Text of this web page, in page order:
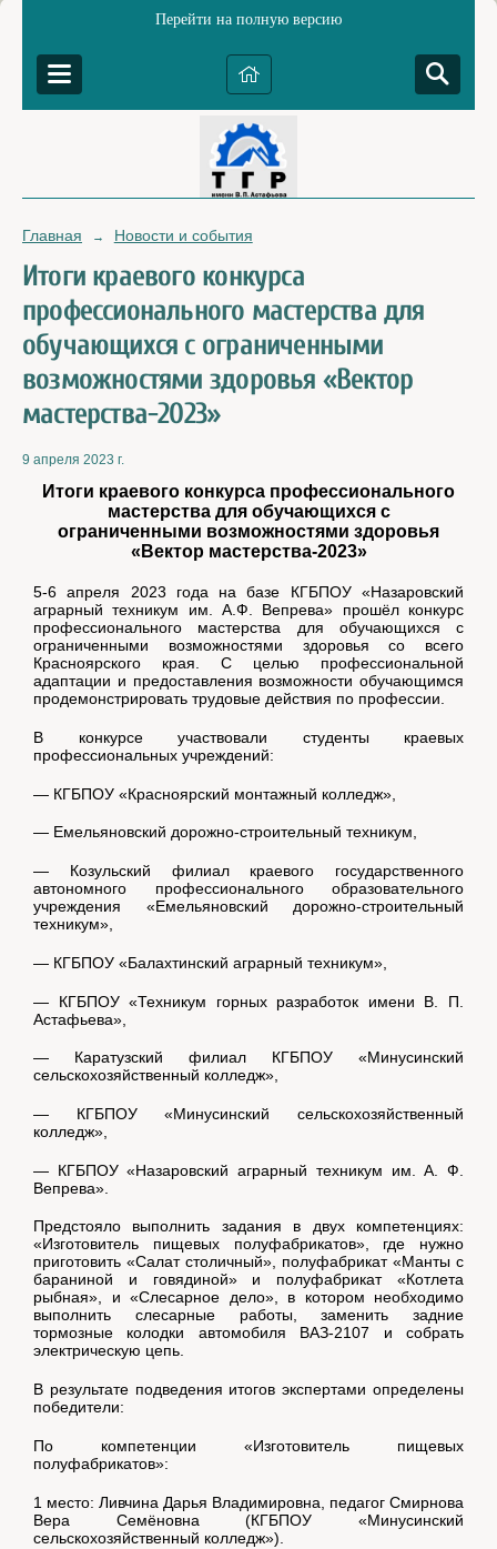
Перейти на полную версию
Главная → Новости и события
Итоги краевого конкурса
профессионального мастерства для
обучающихся с ограниченными
возможностями здоровья «Вектор
мастерства-2023»
9 апреля 2023 г.
Итоги краевого конкурса профессионального
мастерства для обучающихся с
ограниченными возможностями здоровья
«Вектор мастерства-2023»
5-6 апреля 2023 года на базе КГБПОУ «Назаровский
аграрный техникум им. А.Ф. Вепрева» прошёл конкурс
профессионального мастерства для обучающихся с
ограниченными возможностями здоровья со всего
Красноярского края. С целью профессиональной
адаптации и предоставления возможности обучающимся
продемонстрировать трудовые действия по профессии.
В конкурсе участвовали студенты краевых
профессиональных учреждений:
— КГБПОУ «Красноярский монтажный колледж»,
— Емельяновский дорожно-строительный техникум,
— Козульский филиал краевого государственного
автономного профессионального образовательного
учреждения «Емельяновский дорожно-строительный
техникум»,
— КГБПОУ «Балахтинский аграрный техникум»,
— КГБПОУ «Техникум горных разработок имени В. П.
Астафьева»,
— Каратузский филиал КГБПОУ «Минусинский
сельскохозяйственный колледж»,
— КГБПОУ «Минусинский сельскохозяйственный
колледж»,
— КГБПОУ «Назаровский аграрный техникум им. А. Ф.
Вепрева».
Предстояло выполнить задания в двух компетенциях:
«Изготовитель пищевых полуфабрикатов», где нужно
приготовить «Салат столичный», полуфабрикат «Манты с
бараниной и говядиной» и полуфабрикат «Котлета
рыбная», и «Слесарное дело», в котором необходимо
выполнить слесарные работы, заменить задние
тормозные колодки автомобиля ВАЗ-2107 и собрать
электрическую цепь.
В результате подведения итогов экспертами определены
победители:
По компетенции «Изготовитель пищевых
полуфабрикатов»:
1 место: Ливчина Дарья Владимировна, педагог Смирнова
Вера Семёновна (КГБПОУ «Минусинский
сельскохозяйственный колледж»).